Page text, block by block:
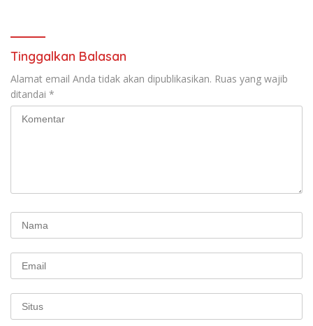
Tinggalkan Balasan
Alamat email Anda tidak akan dipublikasikan. Ruas yang wajib
ditandai *